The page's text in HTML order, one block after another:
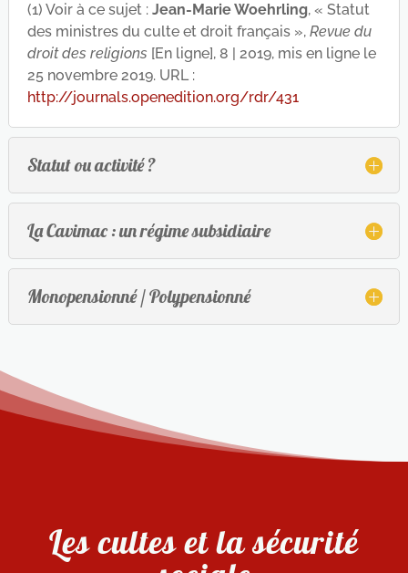
(1) Voir à ce sujet : Jean-Marie Woehrling, « Statut
des ministres du culte et droit français », Revue du
droit des religions [En ligne], 8 | 2019, mis en ligne le
25 novembre 2019. URL :
http://journals.openedition.org/rdr/431
Statut ou activité ?
La Cavimac : un régime subsidiaire
Monopensionné / Polypensionné
Les cultes et la sécurité